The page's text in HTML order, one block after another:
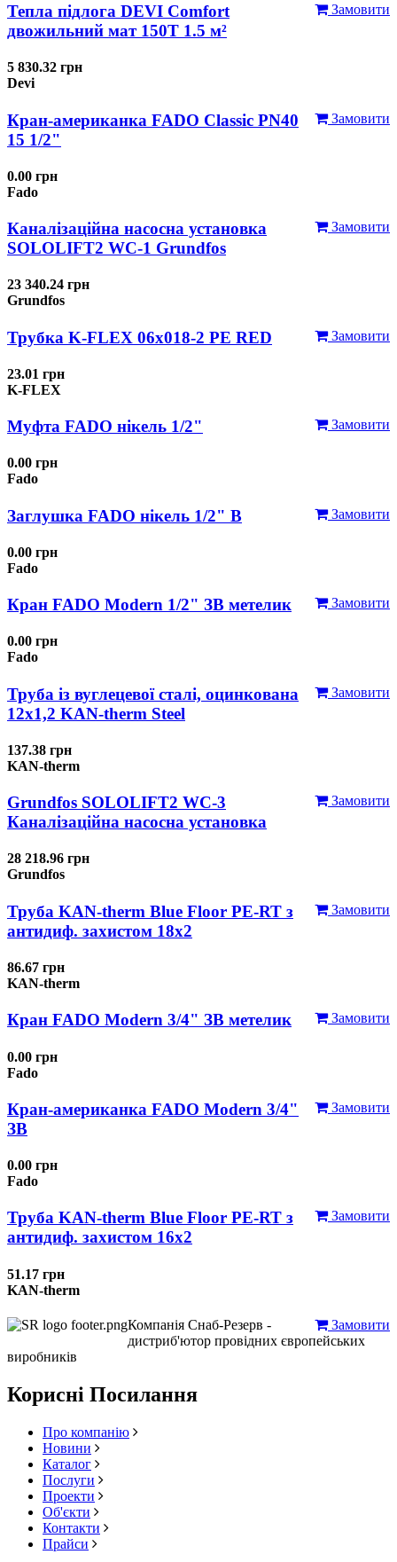
Замовити
Тепла підлога DEVI Comfort
двожильний мат 150T 1.5 м²
5 830.32 грн
Devi
Замовити
Кран-американка FADO Classic PN40
15 1/2"
0.00 грн
Fado
Замовити
Каналізаційна насосна установка
SOLOLIFT2 WC-1 Grundfos
23 340.24 грн
Grundfos
Замовити
Трубка K-FLEX 06x018-2 РЕ RED
23.01 грн
K-FLEX
Замовити
Муфта FADO нікель 1/2"
0.00 грн
Fado
Замовити
Заглушка FADO нікель 1/2" В
0.00 грн
Fado
Замовити
Кран FADO Modern 1/2" ЗВ метелик
0.00 грн
Fado
Замовити
Труба із вуглецевої сталі, оцинкована
12x1,2 KAN-therm Steel
137.38 грн
KAN-therm
Замовити
Grundfos SOLOLIFT2 WC-3
Каналізаційна насосна установка
28 218.96 грн
Grundfos
Замовити
Труба KAN-therm Blue Floor PE-RT з
антидиф. захистом 18х2
86.67 грн
KAN-therm
Замовити
Кран FADO Modern 3/4" ЗВ метелик
0.00 грн
Fado
Замовити
Кран-американка FADO Modern 3/4"
ЗВ
0.00 грн
Fado
Замовити
Труба KAN-therm Blue Floor PE-RT з
антидиф. захистом 16х2
51.17 грн
KAN-therm
Замовити
Компанія Снаб-Резерв -
дистриб'ютор провідних європейських
виробників
Корисні Посилання
Про компанію
Новини
Каталог
Послуги
Проекти
Об'єкти
Контакти
Прайси